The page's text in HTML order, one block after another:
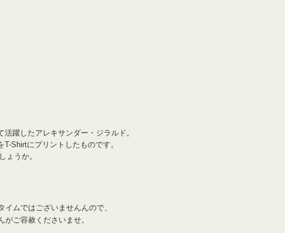
躍したアレキサンダー・ジラルド。
Shirtにプリントしたものです。
ょうか。
ムではございませんんので、
ご容赦くださいませ。